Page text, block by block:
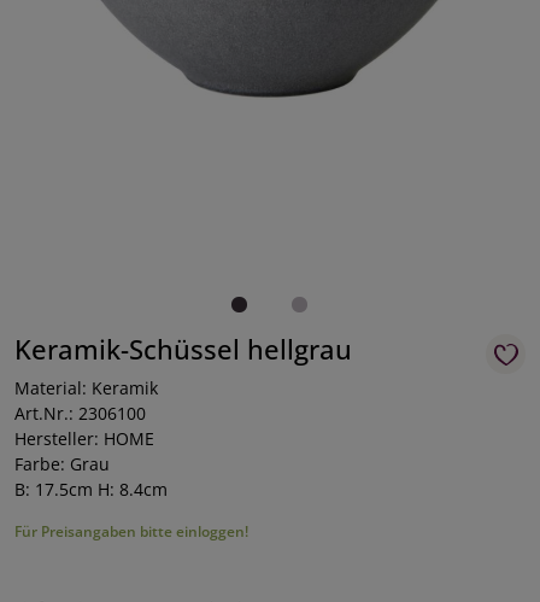
Keramik-Schüssel hellgrau
Material: Keramik
Art.Nr.: 2306100
Hersteller: HOME
Farbe: Grau
B: 17.5cm H: 8.4cm
Für Preisangaben bitte einloggen!